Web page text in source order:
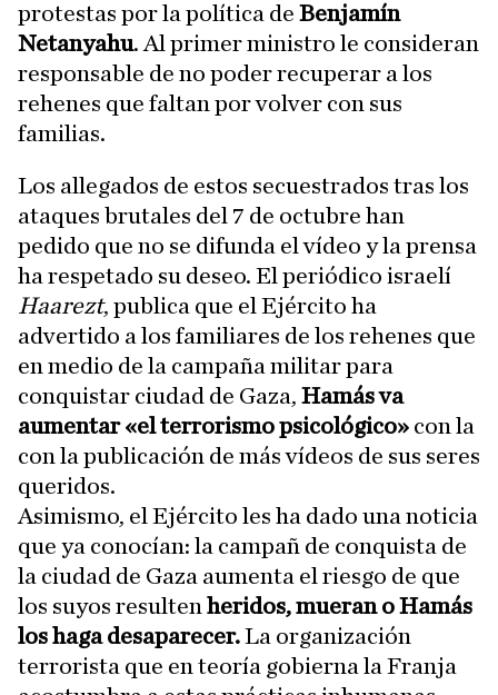
protestas por la política de Benjamín
Netanyahu. Al primer ministro le consideran
responsable de no poder recuperar a los
rehenes que faltan por volver con sus
familias.
Los allegados de estos secuestrados tras los
ataques brutales del 7 de octubre han
pedido que no se difunda el vídeo y la prensa
ha respetado su deseo. El periódico israelí
Haarezt, publica que el Ejército ha
advertido a los familiares de los rehenes que
en medio de la campaña militar para
conquistar ciudad de Gaza, Hamás va
aumentar «el terrorismo psicológico» con la
con la publicación de más vídeos de sus seres
queridos.
Asimismo, el Ejército les ha dado una noticia
que ya conocían: la campañ de conquista de
la ciudad de Gaza aumenta el riesgo de que
los suyos resulten heridos, mueran o Hamás
los haga desaparecer.La organización
terrorista que en teoría gobierna la Franja